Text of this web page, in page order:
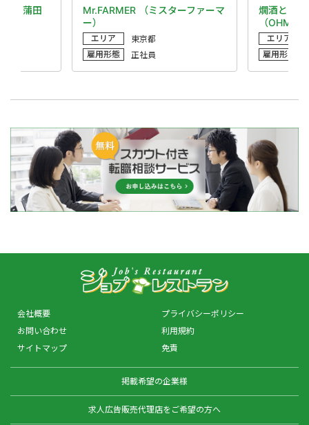
峰 蒲田
Mr.FARMER （ミスターファーマ
ー）
エリア
東京都
雇用形態
正社員
燗酒と日
（OHMI）
エリア
雇用形態
会社概要
お問い合わせ
サイトマップ
プライバシーポリシー
利用規約
免責
掲載希望の企業様
求人広告販売代理店をご希望の方へ